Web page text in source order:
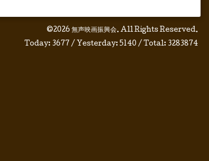
©2026 無声映画振興会. All Rights Reserved.
Today: 3677 / Yesterday: 5140 / Total: 3283874